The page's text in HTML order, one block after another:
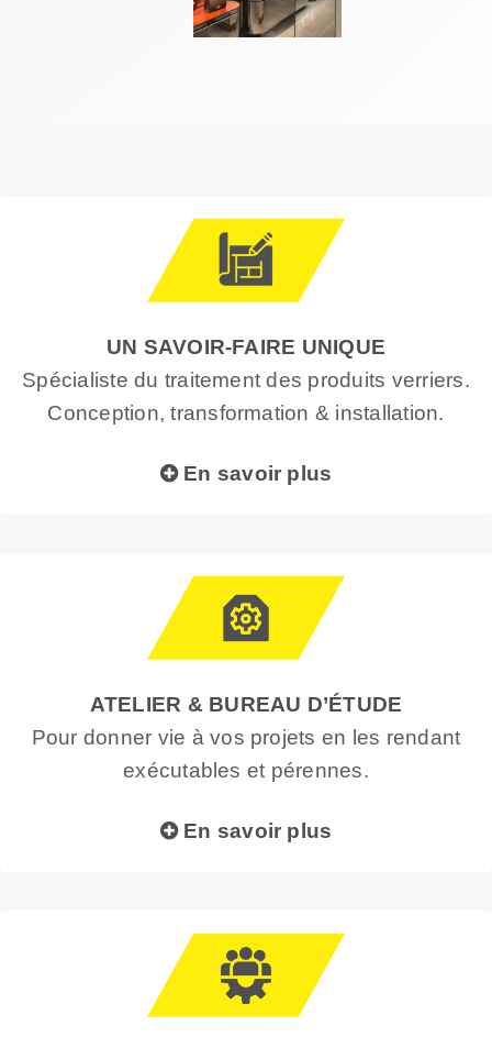
UN SAVOIR-FAIRE UNIQUE
Spécialiste du traitement des produits verriers.
Conception, transformation & installation.
En savoir plus
ATELIER & BUREAU D’ÉTUDE
Pour donner vie à vos projets en les rendant
exécutables et pérennes.
En savoir plus